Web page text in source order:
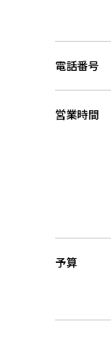
電話番号
営業時間
予算